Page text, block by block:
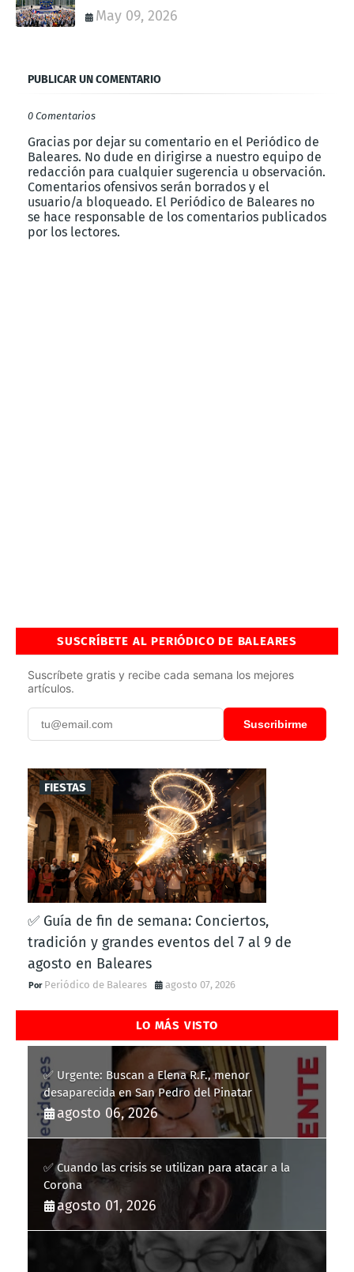
May 09, 2026
PUBLICAR UN COMENTARIO
0 Comentarios
Gracias por dejar su comentario en el Periódico de
Baleares. No dude en dirigirse a nuestro equipo de
redacción para cualquier sugerencia u observación.
Comentarios ofensivos serán borrados y el
usuario/a bloqueado. El Periódico de Baleares no
se hace responsable de los comentarios publicados
por los lectores.
SUSCRÍBETE AL PERIÓDICO DE BALEARES
Suscríbete gratis y recibe cada semana los mejores
artículos.
Suscribirme
FIESTAS
✅ Guía de fin de semana: Conciertos,
tradición y grandes eventos del 7 al 9 de
agosto en Baleares
Periódico de Baleares agosto 07, 2026
LO MÁS VISTO
✅ Urgente: Buscan a Elena R.F., menor
desaparecida en San Pedro del Pinatar
agosto 06, 2026
✅ Cuando las crisis se utilizan para atacar a la
Corona
agosto 01, 2026